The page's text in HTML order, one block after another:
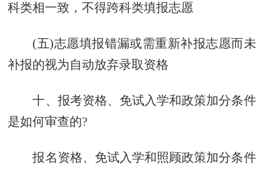
科类相一致，不得跨科类填报志愿
(五)志愿填报错漏或需重新补报志愿而未
补报的视为自动放弃录取资格
十、报考资格、免试入学和政策加分条件
是如何审查的?
报名资格、免试入学和照顾政策加分条件